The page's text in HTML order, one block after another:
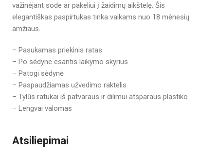
važinėjant sode ar pakeliui į žaidimų aikštelę. Šis
elegantiškas paspirtukas tinka vaikams nuo 18 mėnesių
amžiaus.
– Pasukamas priekinis ratas
– Po sėdyne esantis laikymo skyrius
– Patogi sėdynė
– Paspaudžiamas užvedimo raktelis
– Tylūs ratukai iš patvaraus ir dilimui atsparaus plastiko
– Lengvai valomas
Atsiliepimai